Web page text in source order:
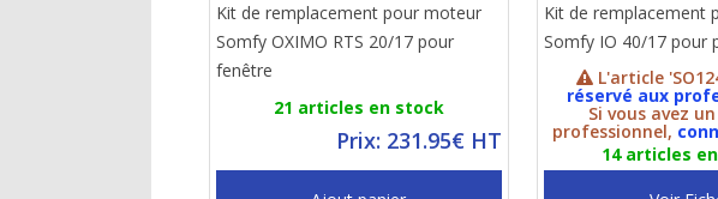
Kit de remplacement pour moteur
Somfy OXIMO RTS 20/17 pour
fenêtre
21 articles en stock
Prix: 231.95€ HT
Kit de remplacement
Somfy IO 40/17 pour
L'article
réservé aux
Si vous avez
professionnel,
14 articles